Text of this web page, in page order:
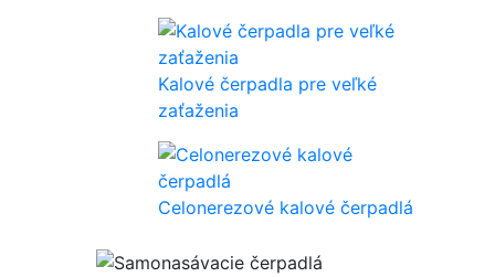
Kalové čerpadla pre veľké
zaťaženia
Celonerezové kalové čerpadlá